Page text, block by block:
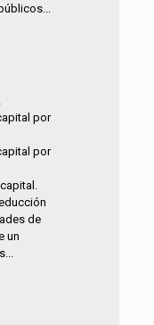
por
por
de
un